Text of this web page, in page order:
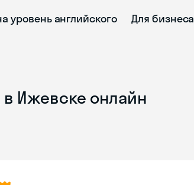
уровень английского Для бизнеса
в Ижевске онлайн